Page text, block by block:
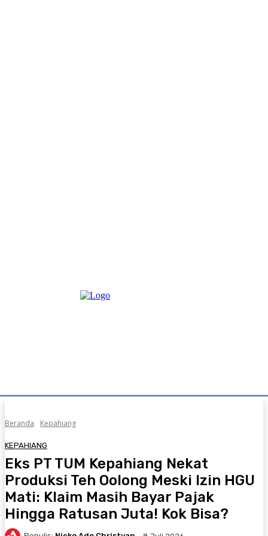
Beranda Kepahiang
KEPAHIANG
Eks PT TUM Kepahiang Nekat
Produksi Teh Oolong Meski Izin HGU
Mati: Klaim Masih Bayar Pajak
Hingga Ratusan Juta! Kok Bisa?